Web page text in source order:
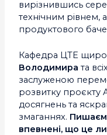
вирізнившись
технічним
продуктового
Кафедра ЦТЕ щиро
Володимира та
заслуженою
розвитку проєкту
досягнень та
змаганнях.
впевнені, що це